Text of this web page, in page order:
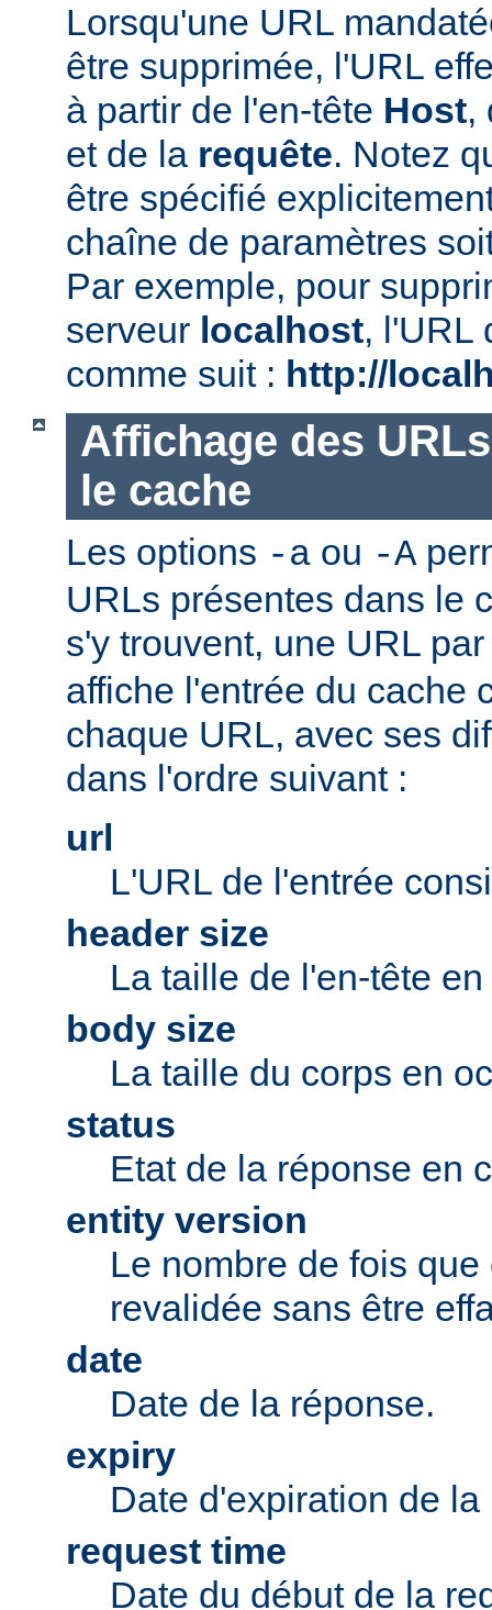
Lorsqu'une URL
être supprimée, l'URL
à partir de l'en-tête Host,
et de la requête. Notez
être spécifié
chaîne de paramètres
Par exemple, pour
serveur localhost, l'URL
comme suit : http://
Affichage des
le cache
Les options -a ou -A
URLs présentes dans le
s'y trouvent, une URL
affiche l'entrée du cache
chaque URL, avec ses
dans l'ordre suivant :
url
L'URL de l'entrée
header size
La taille de l'en-tête
body size
La taille du corps en
status
Etat de la réponse en
entity version
Le nombre de fois
revalidée sans être
date
Date de la réponse.
expiry
Date d'expiration de la
request time
Date du début de la